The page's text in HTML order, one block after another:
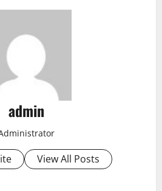
admin
View All Posts